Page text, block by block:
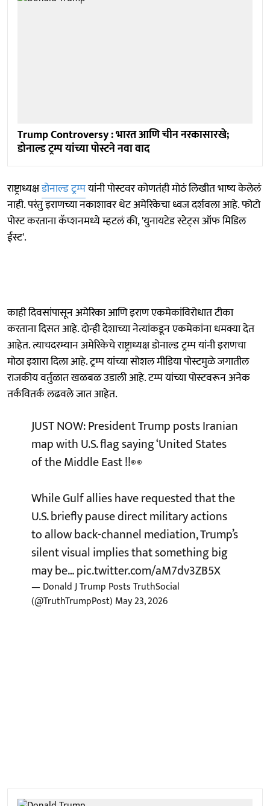
Trump Controversy : भारत आणि चीन नरकासारखे;
डोनाल्ड ट्रम्प यांच्या पोस्टने नवा वाद
राष्ट्राध्यक्षडोनाल्ड ट्रम्पयांनी पोस्टवर कोणतंही मोठं लिखीत भाष्य केलेलं
नाही. परंतु इराणच्या नकाशावर थेट अमेरिकेचा ध्वज दर्शवला आहे. फोटो
पोस्ट करताना कॅप्शनमध्ये म्हटलं की, 'युनायटेड स्टेट्‍स ऑफ मिडिल
ईस्ट'.
काही दिवसांपासून अमेरिका आणि इराण एकमेकांविरोधात टीका
करताना दिसत आहे. दोन्ही देशाच्या नेत्यांकडून एकमेकांना धमक्या देत
आहेत. त्याचदरम्यान अमेरिकेचे राष्ट्राध्यक्ष डोनाल्ड ट्रम्प यांनी इराणचा
मोठा इशारा दिला आहे. ट्रम्प यांच्या सोशल मीडिया पोस्टमुळे जगातील
राजकीय वर्तुळात खळबळ उडाली आहे. टम्प यांच्या पोस्टवरून अनेक
तर्कवितर्क लढवले जात आहेत.
JUST NOW: President Trump posts Iranian
map with U.S. flag saying ‘United States
of the Middle East !!👀
While Gulf allies have requested that the
U.S. briefly pause direct military actions
to allow back-channel mediation, Trump’s
silent visual implies that something big
may be…pic.twitter.com/aM7dv3ZB5X
— Donald J Trump Posts TruthSocial
(@TruthTrumpPost) May 23, 2026